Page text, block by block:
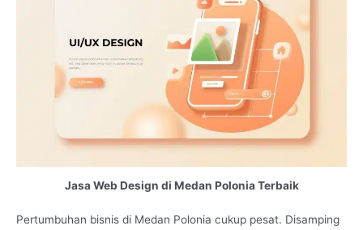
Jasa Web Design di Medan Polonia Terbaik
Pertumbuhan bisnis di Medan Polonia cukup pesat. Disamping